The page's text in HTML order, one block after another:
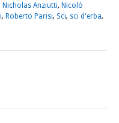
Nicholas Anziutti, Nicolò
, Roberto Parisi, Sci, sci d'erba,